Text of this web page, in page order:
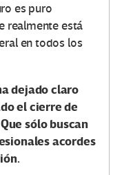
es puro
realmente está
en todos los
dejado claro
el cierre de
sólo buscan
acordes